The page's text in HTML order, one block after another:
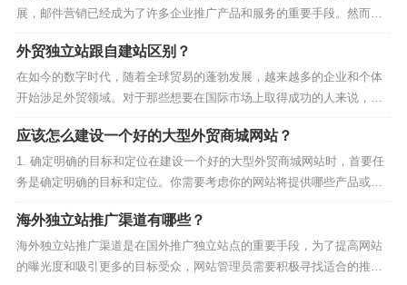
7. 监测和改进
创建多语言外贸网站后，定期监测网站的性能和用户反
馈。使用分析工具来了解用户的行为，以便进行改进和优
化。根据数据来不断改进你的网站和营销策略，以满足不
断变化的市场需求。
总之，多语言外贸网站的成功取决于深入的市场研究、专
业的翻译服务、良好的用户体验、有用的内容和有效的营
销策略。通过精心规划和执行这些步骤，你可以打造一个
展，邮件营销已经成为了许多企业推广产品和服务的重要手段。然而，
随之而来的问题是，如何确保群发邮件的送达率，以确保邮件真正传达
给目标受众，而不是被标记为垃圾邮件或丢失在互联网的黑洞中。在本
文中，小蜂邮将带大家一起深入探讨邮件群发的关键知识和技...
外贸独立站跟自建站区别？
在如今的数字时代，随着全球贸易的蓬勃发展，越来越多的企业和个体
开始涉足外贸领域。对于那些想要在国际市场上取得成功的人来说，拥
有一个强大的在线存在是至关重要的。在建立自己的网站时，有两种主
要选择：外贸独立站和自建站。这两者之间存在一些重要的区别，下面
将详细探讨它们，以帮助您做出明智的决策。目的和定位：...
应该怎么建设一个好的大型外贸商城网站？
1. 确定明确的目标和定位在建设一个好的大型外贸商城网站时，首要任
务是确定明确的目标和定位。你需要考虑你的网站将提供哪些产品或服
务，以及你的目标受众是谁。这一步骤的关键词是“目标”和“定位”，它们
将指导你整个建设过程，确保你的网站能够满足受众的需求。2. 优质的
网站设计和用户体验一个好的外贸商城网站...
海外独立站推广渠道有哪些？
海外独立站推广渠道是在国外推广独立站点的重要手段，为了提高网站
的曝光度和吸引更多的目标受众，网站管理员需要积极寻找适合的推广